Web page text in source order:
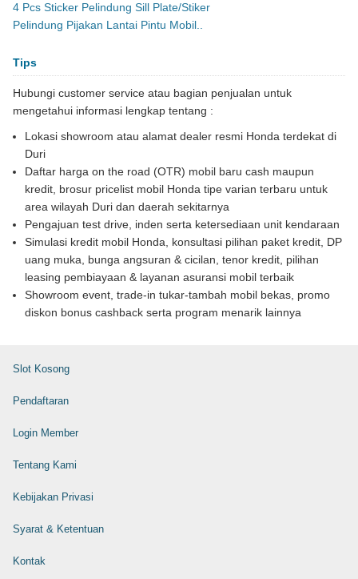
4 Pcs Sticker Pelindung Sill Plate/Stiker
Pelindung Pijakan Lantai Pintu Mobil..
Tips
Hubungi customer service atau bagian penjualan untuk
mengetahui informasi lengkap tentang :
Lokasi showroom atau alamat dealer resmi Honda terdekat di
Duri
Daftar harga on the road (OTR) mobil baru cash maupun
kredit, brosur pricelist mobil Honda tipe varian terbaru untuk
area wilayah Duri dan daerah sekitarnya
Pengajuan test drive, inden serta ketersediaan unit kendaraan
Simulasi kredit mobil Honda, konsultasi pilihan paket kredit, DP
uang muka, bunga angsuran & cicilan, tenor kredit, pilihan
leasing pembiayaan & layanan asuransi mobil terbaik
Showroom event, trade-in tukar-tambah mobil bekas, promo
diskon bonus cashback serta program menarik lainnya
Slot Kosong
Pendaftaran
Login Member
Tentang Kami
Kebijakan Privasi
Syarat & Ketentuan
Kontak